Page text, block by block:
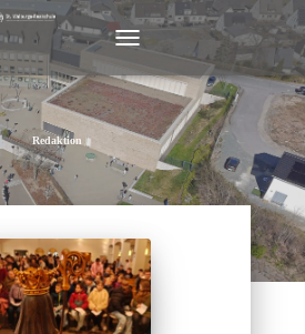
NAVIGATION
UMSCHALTEN
Redaktion